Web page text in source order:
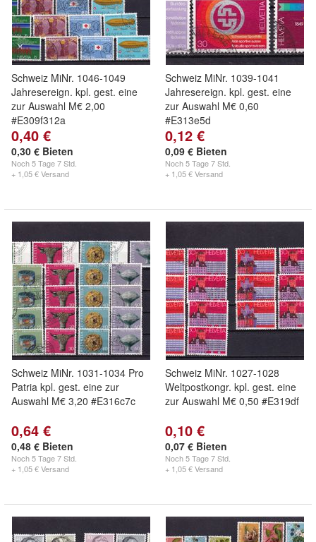
Schweiz MiNr. 1046-1049
Jahresereign. kpl. gest. eine
zur Auswahl M€ 2,00
#E309f312a
0,40 €
0,30 € Bieten
Noch5 Tage 7 Std.
+ 1,05 € Versand
Schweiz MiNr. 1039-1041
Jahresereign. kpl. gest. eine
zur Auswahl M€ 0,60
#E313e5d
0,12 €
0,09 € Bieten
Noch5 Tage 7 Std.
+ 1,05 € Versand
Schweiz MiNr. 1031-1034 Pro
Patria kpl. gest. eine zur
Auswahl M€ 3,20 #E316c7c
0,64 €
0,48 € Bieten
Noch5 Tage 7 Std.
+ 1,05 € Versand
Schweiz MiNr. 1027-1028
Weltpostkongr. kpl. gest. eine
zur Auswahl M€ 0,50 #E319df
0,10 €
0,07 € Bieten
Noch5 Tage 7 Std.
+ 1,05 € Versand